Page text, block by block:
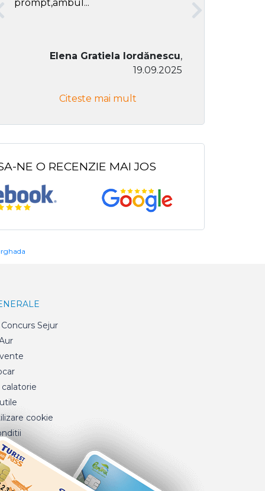
prompt,ambul...
Elena Gratiela Iordănescu,
19.09.2025
Citeste mai mult
NE O RECENZIE MAI JOS
Sejur
cookie